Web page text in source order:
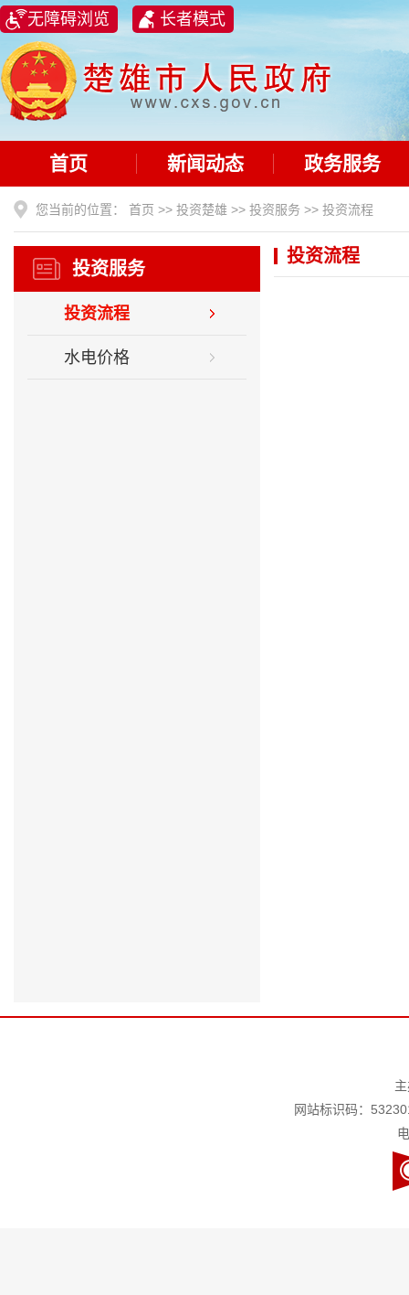
无障碍浏览 长者模式
首页 新闻动态 政务服务
您当前的位置： 首页 >> 投资楚雄 >> 投资服务 >> 投资流程
投资服务
投资流程
水电价格
投资流程
网站标识码：